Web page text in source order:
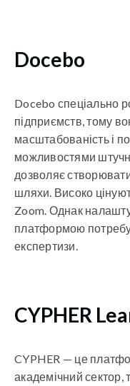
Docebo
Docebo спеціально
підприємств, тому
масштабованість і
можливостями
дозволяє
шляхи. Високо
Zoom. Однак
платформою
експертизи.
CYPHER
CYPHER — це
академічний сектор,